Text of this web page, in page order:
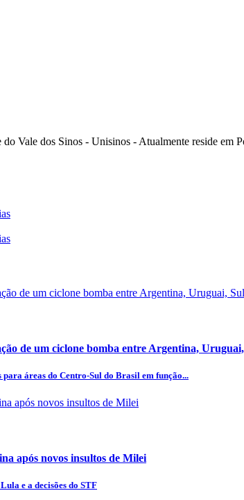
Vale dos Sinos - Unisinos - Atualmente reside
de um ciclone bomba entre Argentina,
áreas do Centro-Sul do Brasil em função...
após novos insultos de Milei
e a decisões do STF